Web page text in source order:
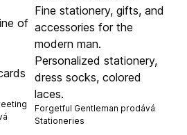
of
Fine stationery, gifts, and
accessories for the
modern man.
Personalized stationery,
dress socks, colored
laces.
Forgetful Gentleman prodává
Stationeries